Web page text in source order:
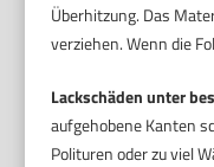
Überhitzung. Das
verziehen. Wenn die
Lackschäden unter
aufgehobene Kanten
Polituren oder zu viel